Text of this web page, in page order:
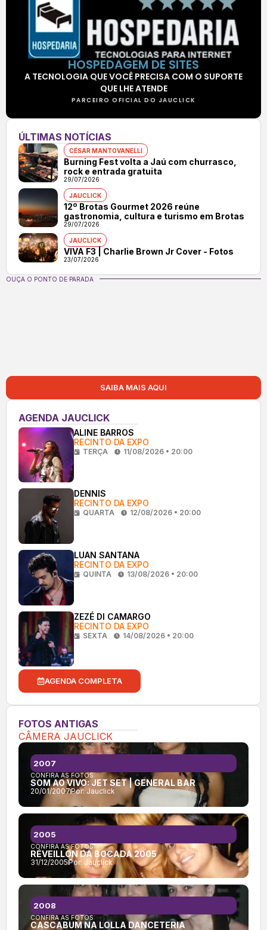
HOSPEDAGEM DE SITES
A TECNOLOGIA QUE VOCÊ PRECISA COM O SUPORTE
QUE LHE ATENDE
PARCEIRO OFICIAL DO JAUCLICK
ÚLTIMAS NOTÍCIAS
CÉSAR MANTOVANELLI
Burning Fest volta a Jaú com churrasco,
rock e entrada gratuita
29/07/2026
JAUCLICK
12º Brotas Gourmet 2026 reúne
gastronomia, cultura e turismo em Brotas
29/07/2026
JAUCLICK
VIVA F3 | Charlie Brown Jr Cover - Fotos
23/07/2026
OUÇA O PONTO DE PARADA
SAIBA MAIS AQUI
AGENDA JAUCLICK
ALINE BARROS
RECINTO DA EXPO
TERÇA 11/08/2026 • 20:00
DENNIS
RECINTO DA EXPO
QUARTA 12/08/2026 • 20:00
LUAN SANTANA
RECINTO DA EXPO
QUINTA 13/08/2026 • 20:00
ZEZÉ DI CAMARGO
RECINTO DA EXPO
SEXTA 14/08/2026 • 20:00
AGENDA COMPLETA
FOTOS ANTIGAS
CÂMERA JAUCLICK
CONFIRA AS FOTOS:
SOM AO VIVO: JET SET | GENERAL BAR
20/01/2007Por:Jauclick
2007
CONFIRA AS FOTOS:
RÉVEILLON DA BOCADA 2005
31/12/2005Por: Jauclick
2005
CONFIRA AS FOTOS:
CASCABUM NA LOLLA DANCETERIA
2008